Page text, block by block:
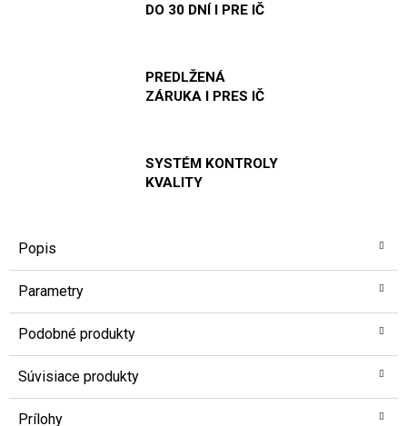
DO 30 DNÍ I PRE IČ
PREDLŽENÁ
ZÁRUKA I PRES IČ
SYSTÉM KONTROLY
KVALITY
Popis
Parametry
Podobné produkty
Súvisiace produkty
Prílohy